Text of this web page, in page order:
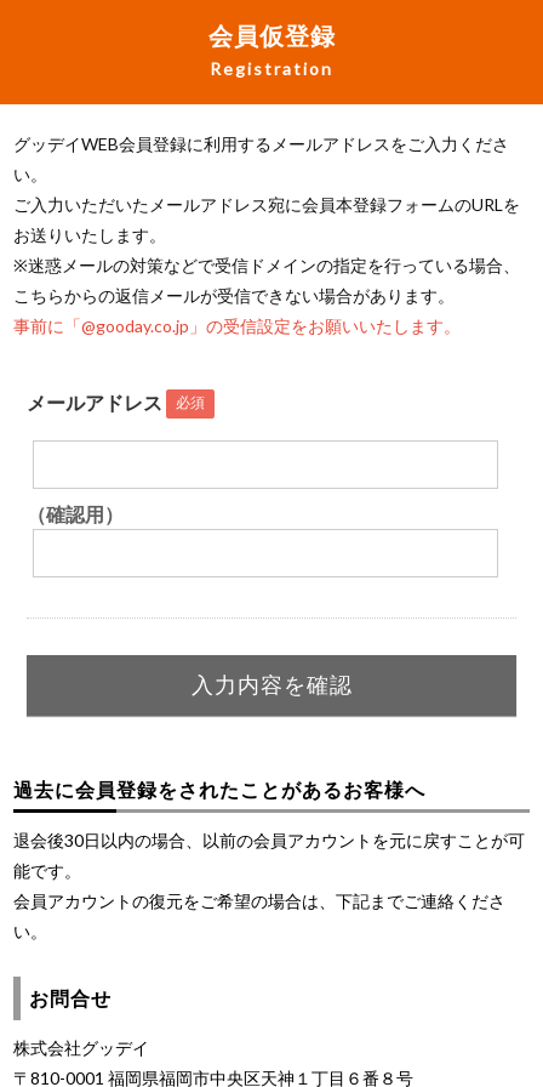
会員仮登録
Registration
グッデイWEB会員登録に利用するメールアドレスをご入力くださ
い。
ご入力いただいたメールアドレス宛に会員本登録フォームのURLを
お送りいたします。
※迷惑メールの対策などで受信ドメインの指定を行っている場合、
こちらからの返信メールが受信できない場合があります。
事前に「@gooday.co.jp」の受信設定をお願いいたします。
メールアドレス 必須
（確認用）
過去に会員登録をされたことがあるお客様へ
退会後30日以内の場合、以前の会員アカウントを元に戻すことが可
能です。
会員アカウントの復元をご希望の場合は、下記までご連絡くださ
い。
お問合せ
株式会社グッデイ
〒810-0001 福岡県福岡市中央区天神１丁目６番８号